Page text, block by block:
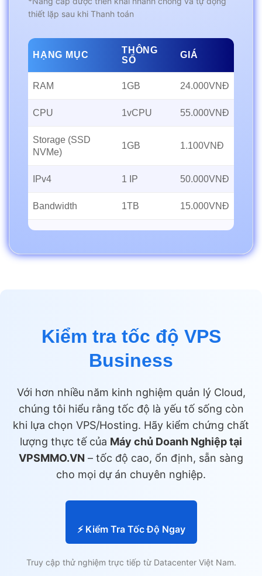
thiết lặp sau khi Thanh toán
HẠNG MỤC
THÔNG
SỐ
GIÁ
RAM 1GB 24.000VNĐ
CPU 1vCPU 55.000VNĐ
Storage (SSD
NVMe)
1GB 1.100VNĐ
IPv4 1 IP 50.000VNĐ
Bandwidth 1TB 15.000VNĐ
Kiểm tra tốc độ VPS
Business
Với hơn nhiều năm kinh nghiệm quản lý Cloud,
chúng tôi hiểu rằng tốc độ là yếu tố sống còn
khi lựa chọn VPS/Hosting. Hãy kiểm chứng chất
lượng thực tế của Máy chủ Doanh Nghiệp tại
VPSMMO.VN – tốc độ cao, ổn định, sẵn sàng
cho mọi dự án chuyên nghiệp.
⚡ Kiểm Tra Tốc Độ Ngay
Truy cập thử nghiệm trực tiếp từ Datacenter Việt Nam.